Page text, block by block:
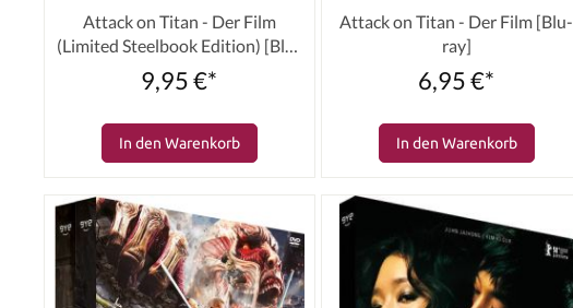
Attack on Titan - Der Film
(Limited Steelbook Edition) [Blu-
ray]
9,95 €*
In den Warenkorb
Attack on Titan - Der Film [Blu-
ray]
6,95 €*
In den Warenkorb